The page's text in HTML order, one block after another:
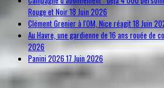
Rouge et Noir18 Juin 2026
Clément Grenier à l'OM, Nice réagit18 Juin
Au Havre, une gardienne de 16 ans rouée de
2026
Panini 202617 Juin 2026